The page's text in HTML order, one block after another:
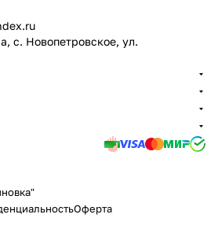
с. Новопетровское, ул.
Оферта